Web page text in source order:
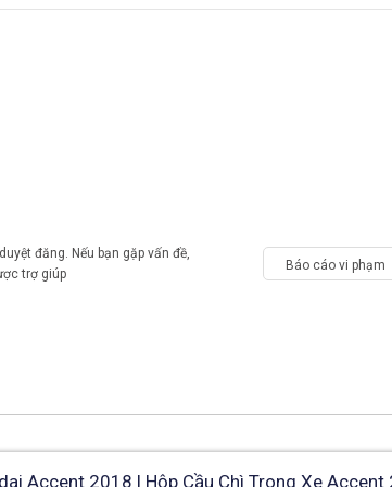
đăng. Nếu bạn gặp vấn đề,
trợ giúp
Báo cáo vi phạm
Accent 2018 | Hộp Cầu Chì Trong Xe Accent